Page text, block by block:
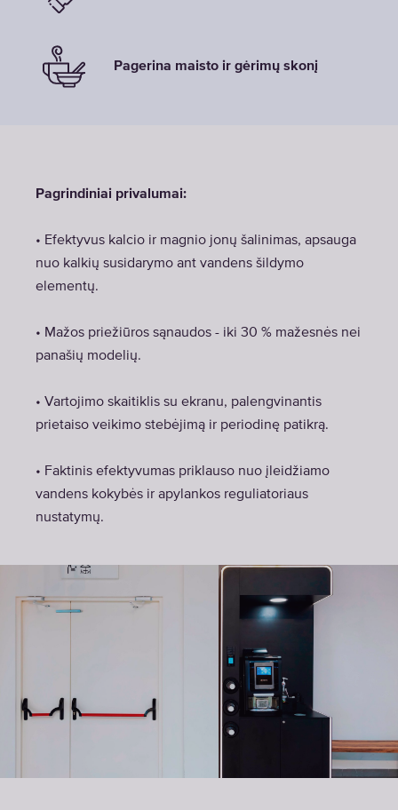
Pagerina maisto ir gėrimų skonį
Pagrindiniai privalumai:
• Efektyvus kalcio ir magnio jonų šalinimas, apsauga
nuo kalkių susidarymo ant vandens šildymo
elementų.
• Mažos priežiūros sąnaudos - iki 30 % mažesnės nei
panašių modelių.
• Vartojimo skaitiklis su ekranu, palengvinantis
prietaiso veikimo stebėjimą ir periodinę patikrą.
• Faktinis efektyvumas priklauso nuo įleidžiamo
vandens kokybės ir apylankos reguliatoriaus
nustatymų.